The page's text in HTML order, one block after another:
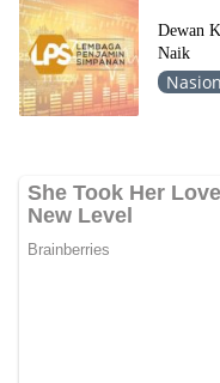
Dewan
Naik